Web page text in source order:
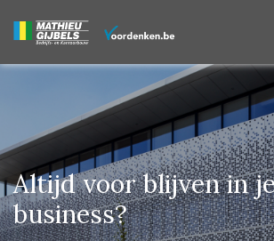
Altijd voor blijven in
business?